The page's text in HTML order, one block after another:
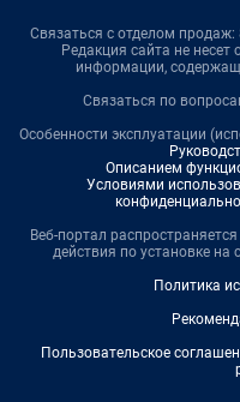
Связаться с отделом продаж:
Редакция сайта не несет
информации,
Связаться по
Особенности эксплуатации
Описанием
Условиями
Веб-портал
действия по установке на
Политика
Пользовательское